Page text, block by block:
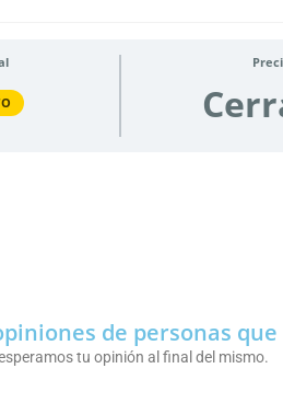
de personas
tu opinión al final del mismo.